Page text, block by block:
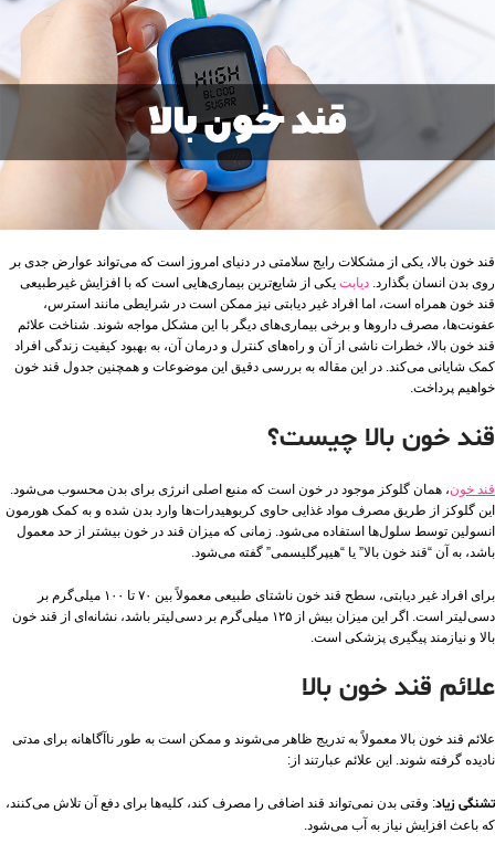
قند خون بالا، یکی از مشکلات رایج سلامتی در دنیای امروز است که می‌تواند عوارض جدی بر
روی بدن انسان بگذارد. دیابت یکی از شایع‌ترین بیماری‌هایی است که با افزایش غیرطبیعی
قند خون همراه است، اما افراد غیر دیابتی نیز ممکن است در شرایطی مانند استرس،
عفونت‌ها، مصرف داروها و برخی بیماری‌های دیگر با این مشکل مواجه شوند. شناخت علائم
قند خون بالا، خطرات ناشی از آن و راه‌های کنترل و درمان آن، به بهبود کیفیت زندگی افراد
کمک شایانی می‌کند. در این مقاله به بررسی دقیق این موضوعات و همچنین جدول قند خون
خواهیم پرداخت.
قند خون بالا چیست؟
قند خون، همان گلوکز موجود در خون است که منبع اصلی انرژی برای بدن محسوب می‌شود.
این گلوکز از طریق مصرف مواد غذایی حاوی کربوهیدرات‌ها وارد بدن شده و به کمک هورمون
انسولین توسط سلول‌ها استفاده می‌شود. زمانی که میزان قند در خون بیشتر از حد معمول
باشد، به آن “قند خون بالا” یا “هیپرگلیسمی” گفته می‌شود.
برای افراد غیر دیابتی، سطح قند خون ناشتای طبیعی معمولاً بین ۷۰ تا ۱۰۰ میلی‌گرم بر
دسی‌لیتر است. اگر این میزان بیش از ۱۲۵ میلی‌گرم بر دسی‌لیتر باشد، نشانه‌ای از قند خون
بالا و نیازمند پیگیری پزشکی است.
علائم قند خون بالا
علائم قند خون بالا معمولاً به تدریج ظاهر می‌شوند و ممکن است به طور ناآگاهانه برای مدتی
نادیده گرفته شوند. این علائم عبارتند از:
تشنگی زیاد: وقتی بدن نمی‌تواند قند اضافی را مصرف کند، کلیه‌ها برای دفع آن تلاش می‌کنند،
که باعث افزایش نیاز به آب می‌شود.